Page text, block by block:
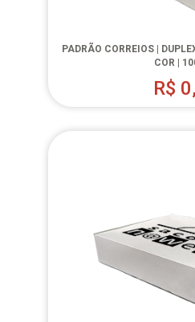
PADRÃO CORREIOS |
COR |
R$